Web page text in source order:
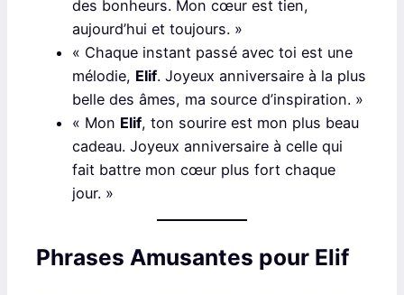
des bonheurs. Mon cœur est tien,
aujourd’hui et toujours. »
« Chaque instant passé avec toi est une
mélodie, Elif. Joyeux anniversaire à la plus
belle des âmes, ma source d’inspiration. »
« Mon Elif, ton sourire est mon plus beau
cadeau. Joyeux anniversaire à celle qui
fait battre mon cœur plus fort chaque
jour. »
Phrases Amusantes pour Elif